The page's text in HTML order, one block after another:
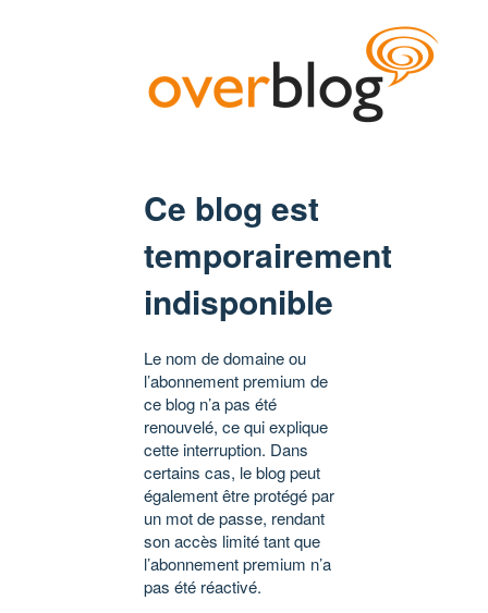
Ce blog est
temporairement
indisponible
Le nom de domaine ou
l’abonnement premium de
ce blog n’a pas été
renouvelé, ce qui explique
cette interruption. Dans
certains cas, le blog peut
également être protégé par
un mot de passe, rendant
son accès limité tant que
l’abonnement premium n’a
pas été réactivé.